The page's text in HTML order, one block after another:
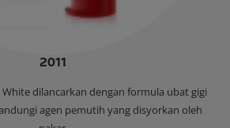
2011
White dilancarkan dengan formula ubat gigi
agen pemutih yang disyorkan oleh